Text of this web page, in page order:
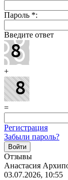
Пароль *:
Введите ответ
+
=
Регистрация
Забыли пароль?
Отзывы
Анастасия
03.07.2026, 10:55